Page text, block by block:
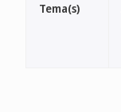
Tema(s)